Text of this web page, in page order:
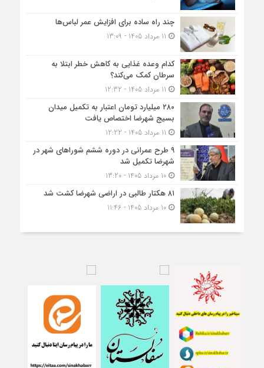
چند راه ساده برای افزایش عمر لباس‌ها
کدام وعده غذایی به کاهش خطر ابتلا به
سرطان کمک می‌کند؟
۲۸۰ میلیارد تومان اعتبار به تکمیل میدان
بسیج شهرضا اختصاص یافت
۹ طرح عمرانی در دوره ششم شوراهای شهر در
شهرضا تکمیل شد
10 مرداد 1405 - 13:20
۸۱ هکتار طالبی در اراضی شهرضا کشت شد
10 مرداد 1405 - 11:46